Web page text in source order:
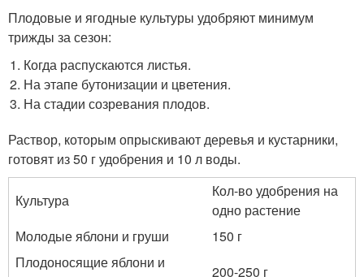
Плодовые и ягодные культуры удобряют минимум
трижды за сезон:
Когда распускаются листья.
На этапе бутонизации и цветения.
На стадии созревания плодов.
Раствор, которым опрыскивают деревья и кустарники,
готовят из 50 г удобрения и 10 л воды.
Культура
Кол-во удобрения на
одно растение
Молодые яблони и груши
150 г
Плодоносящие яблони и
200-250 г